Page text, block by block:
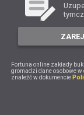
Fortuna online zakłady
gromadzi dane osobowe
znaleźć w dokumencie